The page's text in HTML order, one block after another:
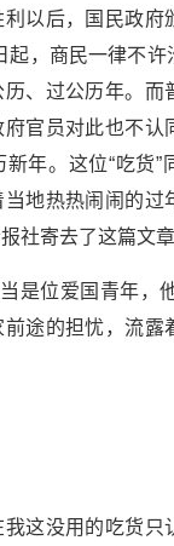
以后，国民政府
起，商民一律不许
、过公历年。而
官员对此也不认
年。这位“吃货”
地热热闹闹的过
社寄去了这篇文章
是位爱国青年，
途的担忧，流露
这没用的吃货只